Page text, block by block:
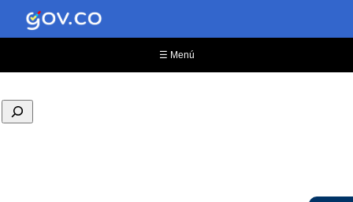
contenido
☰ Menú